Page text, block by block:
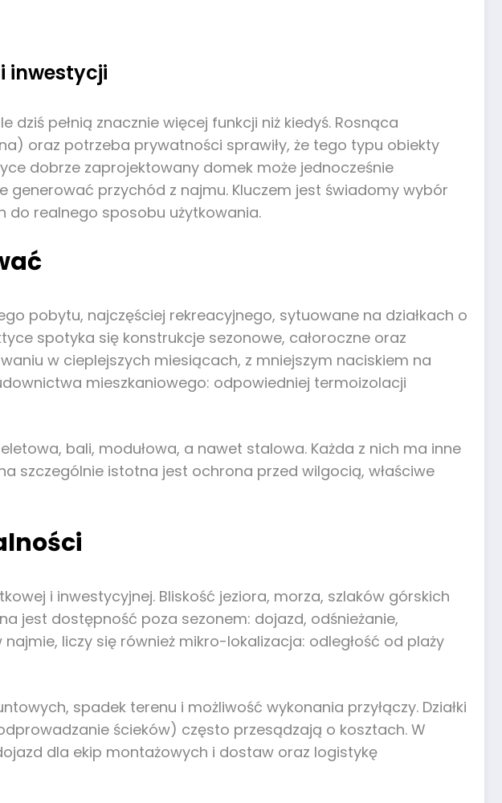
inwestycji
pełnią znacznie więcej funkcji niż kiedyś. Rosnąca
oraz potrzeba prywatności sprawiły, że tego typu obiekty
dobrze zaprojektowany domek może jednocześnie
przychód z najmu. Kluczem jest świadomy wybór
do realnego sposobu użytkowania.
pobytu, najczęściej rekreacyjnego, sytuowane na działkach o
spotyka się konstrukcje sezonowe, całoroczne oraz
w cieplejszych miesiącach, z mniejszym naciskiem na
mieszkaniowego: odpowiedniej termoizolacji
bali, modułowa, a nawet stalowa. Każda z nich ma inne
szczególnie istotna jest ochrona przed wilgocią, właściwe
i inwestycyjnej. Bliskość jeziora, morza, szlaków górskich
jest dostępność poza sezonem: dojazd, odśnieżanie,
liczy się również mikro-lokalizacja: odległość od plaży
spadek terenu i możliwość wykonania przyłączy. Działki
ścieków) często przesądzają o kosztach. W
dla ekip montażowych i dostaw oraz logistykę